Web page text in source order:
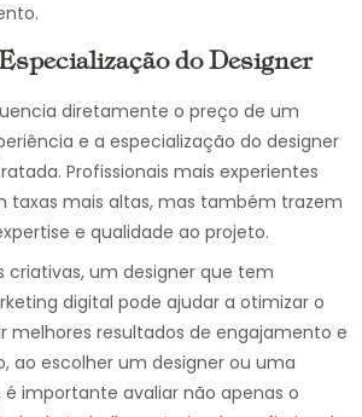
do Designer
diretamente o preço de um
e a especialização do designer
Profissionais mais experientes
taxas mais altas, mas também trazem
e qualidade ao projeto.
criativas, um designer que tem
digital pode ajudar a otimizar o
melhores resultados de engajamento e
ao escolher um designer ou uma
é importante avaliar não apenas o